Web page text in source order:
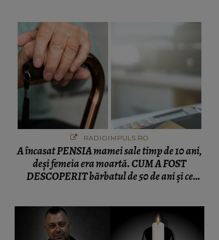
RADIOIMPULS.RO
A încasat PENSIA mamei sale timp de 10 ani,
deși femeia era moartă. CUM A FOST
DESCOPERIT bărbatul de 50 de ani și ce